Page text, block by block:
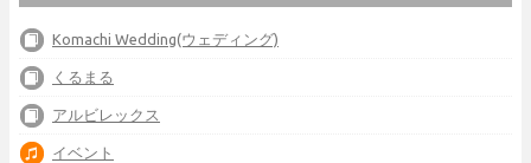
Komachi Wedding(ウェディング)
くるまる
アルビレックス
イベント